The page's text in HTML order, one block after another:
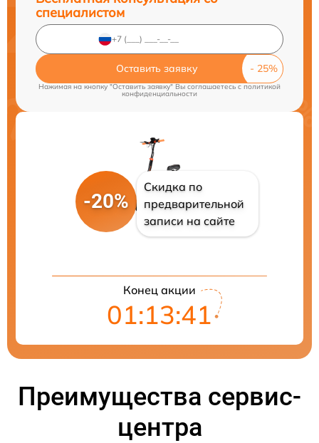
специалистом
Оставить заявку
Нажимая на кнопку "Оставить заявку" Вы соглашаетесь cполитикой
конфиденциальности
-20%
Скидка по
предварительной
записи на сайте
Конец акции
01:13:40
Преимущества сервис-
центра